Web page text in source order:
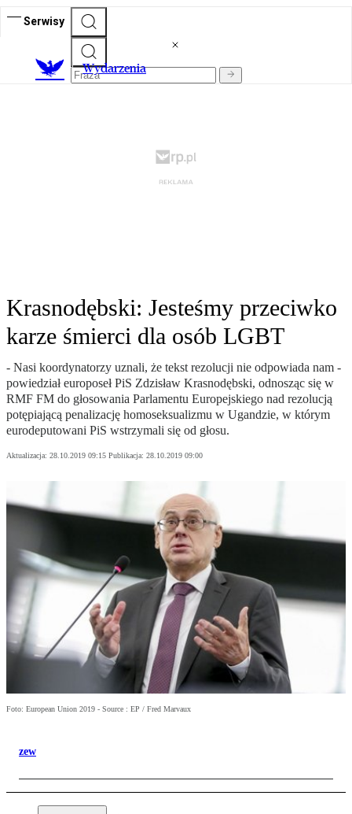
Serwisy
Wydarzenia
Krasnodębski: Jesteśmy przeciwko
karze śmierci dla osób LGBT
- Nasi koordynatorzy uznali, że tekst rezolucji nie odpowiada nam -
powiedział europoseł PiS Zdzisław Krasnodębski, odnosząc się w
RMF FM do głosowania Parlamentu Europejskiego nad rezolucją
potępiającą penalizację homoseksualizmu w Ugandzie, w którym
eurodeputowani PiS wstrzymali się od głosu.
Aktualizacja: 28.10.2019 09:15 Publikacja: 28.10.2019 09:00
Foto: European Union 2019 - Source : EP / Fred Marvaux
zew